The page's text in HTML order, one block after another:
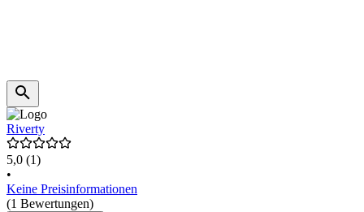
Riverty
5,0 (1)
•
Keine Preisinformationen
(1 Bewertungen)